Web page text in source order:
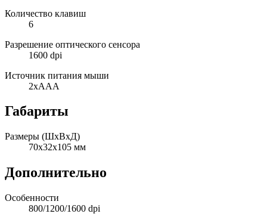
Количество клавиш
6
Разрешение оптического сенсора
1600 dpi
Источник питания мыши
2xAAA
Габариты
Размеры (ШxВxД)
70x32x105 мм
Дополнительно
Особенности
800/1200/1600 dpi